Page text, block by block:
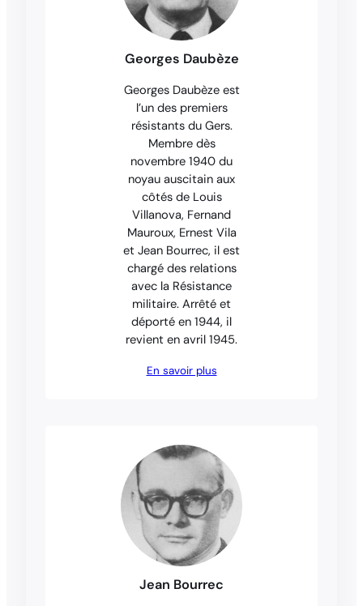
Georges Daubèze
Georges Daubèze est
l’un des premiers
résistants du Gers.
Membre dès
novembre 1940 du
noyau auscitain aux
côtés de Louis
Villanova, Fernand
Mauroux, Ernest Vila
et Jean Bourrec, il est
chargé des relations
avec la Résistance
militaire. Arrêté et
déporté en 1944, il
revient en avril 1945.
En savoir plus
Jean Bourrec